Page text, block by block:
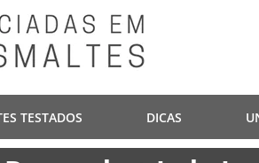
TESTADOS DICAS